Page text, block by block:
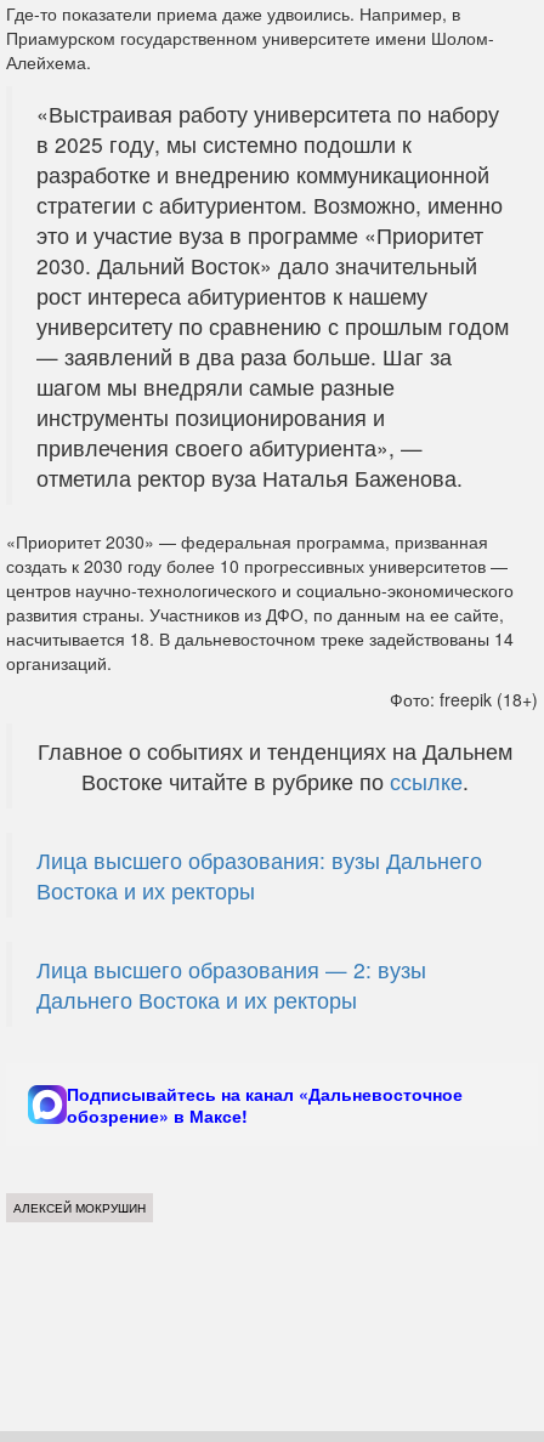
Где-то показатели приема даже удвоились. Например, в
Приамурском государственном университете имени Шолом-
Алейхема.
«Выстраивая работу университета по набору
в 2025 году, мы системно подошли к
разработке и внедрению коммуникационной
стратегии с абитуриентом. Возможно, именно
это и участие вуза в программе «Приоритет
2030. Дальний Восток» дало значительный
рост интереса абитуриентов к нашему
университету по сравнению с прошлым годом
— заявлений в два раза больше. Шаг за
шагом мы внедряли самые разные
инструменты позиционирования и
привлечения своего абитуриента», —
отметила ректор вуза Наталья Баженова.
«Приоритет 2030» — федеральная программа, призванная
создать к 2030 году более 10 прогрессивных университетов —
центров научно-технологического и социально-экономического
развития страны. Участников из ДФО, по данным на ее сайте,
насчитывается 18. В дальневосточном треке задействованы 14
организаций.
Фото: freepik (18+)
Главное о событиях и тенденциях на Дальнем
Востоке читайте в рубрике по ссылке.
Лица высшего образования: вузы Дальнего
Востока и их ректоры
Лица высшего образования — 2: вузы
Дальнего Востока и их ректоры
Подписывайтесь на канал «Дальневосточное
обозрение» в Максе!
АЛЕКСЕЙ МОКРУШИН